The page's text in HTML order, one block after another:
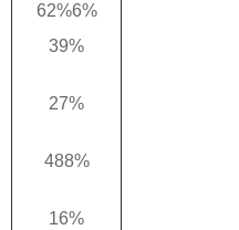
62%6%
39%
27%
488%
16%